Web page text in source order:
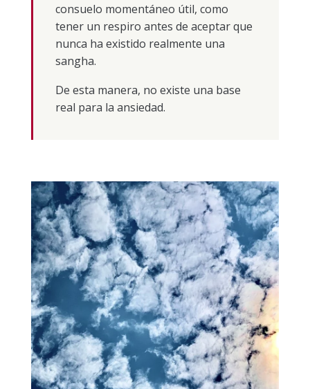
consuelo momentáneo útil, como
tener un respiro antes de aceptar que
nunca ha existido realmente una
sangha.
De esta manera, no existe una base
real para la ansiedad.